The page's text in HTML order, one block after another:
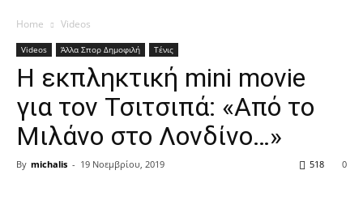
Home Videos
Videos Άλλα Σπορ Δημοφιλή Τένις
Η εκπληκτική mini movie
για τον Τσιτσιπά: «Από το
Μιλάνο στο Λονδίνο…»
By michalis - 19 Νοεμβρίου, 2019 0
518